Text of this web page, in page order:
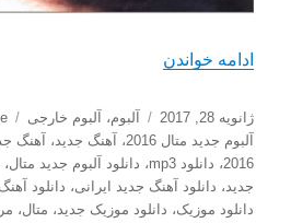
ادامه خواندن
ارسال
شده
در
ژانویه 28, 2017 دسته‌ها
آلبوم، آلبوم خارجی
آلبوم جدید متال 2016
، آهنگ جدید، آهنگ
2016، دانلود mp3 ، دانلود آلبوم جدید متال،
جدید، دانلود آهنگ جدید ایرانی، دانلود
دانلود موزیک، دانلود موزیک جدید، متال،